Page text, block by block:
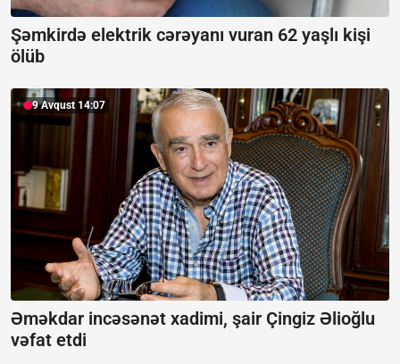
Şəmkirdə elektrik cərəyanı vuran 62 yaşlı kişi
ölüb
9 Avqust 14:07
Əməkdar incəsənət xadimi, şair Çingiz Əlioğlu
vəfat etdi